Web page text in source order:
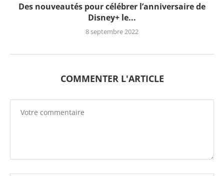
Des nouveautés pour célébrer l’anniversaire de
Disney+ le...
8 septembre 2022
COMMENTER L'ARTICLE